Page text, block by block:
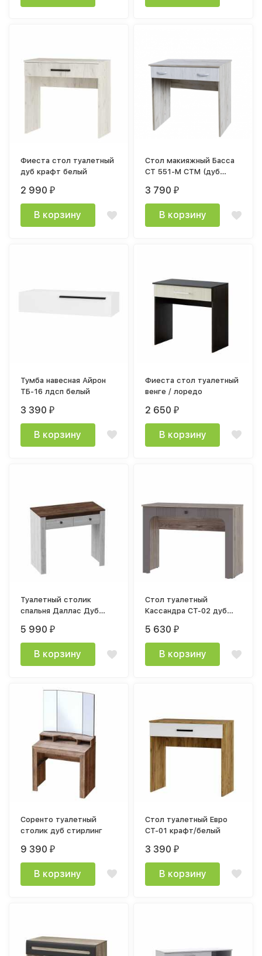
Фиеста стол туалетный
дуб крафт белый
2 990₽
В корзину
Стол макияжный Басса
СТ 551-М СТМ (дуб
серый)
3 790₽
В корзину
Тумба навесная Айрон
ТБ-16 лдсп белый
3 390₽
В корзину
Фиеста стол туалетный
венге / лоредо
2 650₽
В корзину
Туалетный столик
спальня Даллас Дуб
5 990₽
В корзину
Стол туалетный
Кассандра СТ-02 дуб
5 630₽
В корзину
Соренто туалетный
столик дуб стирлинг
9 390₽
В корзину
Стол туалетный Евро
СТ-01 крафт/белый
3 390₽
В корзину